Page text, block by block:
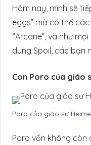
Hôm nay, mình sẽ
eggs” mà có thể
“Arcane”, và như
dung Spoil, các bạn
Con Poro của giáo
Poro của giáo sư
Poro vốn không còn